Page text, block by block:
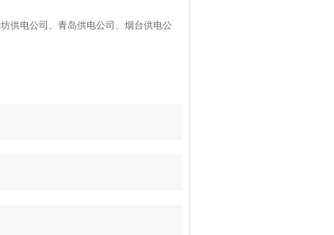
供电公司、青岛供电公司、烟台供电公